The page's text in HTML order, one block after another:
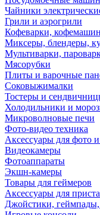
Чайники
Грили и аэрогрили
Кофеварки,
Миксеры, блендеры,
Мультиварки,
Мясорубки
Плиты и варочные
Соковыжималки
Тостеры и
Холодильники и
Микроволновые печи
Фото-видео техника
Аксессуары для фото
Видеокамеры
Фотоаппараты
Экшн-камеры
Товары для геймеров
Аксессуары для
Джойстики, геймпады,